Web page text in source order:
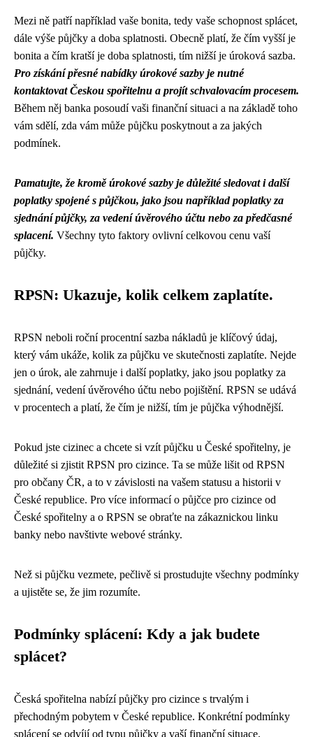
Mezi ně patří například vaše bonita, tedy vaše schopnost splácet,
dále výše půjčky a doba splatnosti. Obecně platí, že čím vyšší je
bonita a čím kratší je doba splatnosti, tím nižší je úroková sazba.
Pro získání přesné nabídky úrokové sazby je nutné
kontaktovat Českou spořitelnu a projít schvalovacím procesem.
Během něj banka posoudí vaši finanční situaci a na základě toho
vám sdělí, zda vám může půjčku poskytnout a za jakých
podmínek.
Pamatujte, že kromě úrokové sazby je důležité sledovat i další
poplatky spojené s půjčkou, jako jsou například poplatky za
sjednání půjčky, za vedení úvěrového účtu nebo za předčasné
splacení. Všechny tyto faktory ovlivní celkovou cenu vaší
půjčky.
RPSN: Ukazuje, kolik celkem zaplatíte.
RPSN neboli roční procentní sazba nákladů je klíčový údaj,
který vám ukáže, kolik za půjčku ve skutečnosti zaplatíte. Nejde
jen o úrok, ale zahrnuje i další poplatky, jako jsou poplatky za
sjednání, vedení úvěrového účtu nebo pojištění. RPSN se udává
v procentech a platí, že čím je nižší, tím je půjčka výhodnější.
Pokud jste cizinec a chcete si vzít půjčku u České spořitelny, je
důležité si zjistit RPSN pro cizince. Ta se může lišit od RPSN
pro občany ČR, a to v závislosti na vašem statusu a historii v
České republice. Pro více informací o půjčce pro cizince od
České spořitelny a o RPSN se obraťte na zákaznickou linku
banky nebo navštivte webové stránky.
Než si půjčku vezmete, pečlivě si prostudujte všechny podmínky
a ujistěte se, že jim rozumíte.
Podmínky splácení: Kdy a jak budete
splácet?
Česká spořitelna nabízí půjčky pro cizince s trvalým i
přechodným pobytem v České republice. Konkrétní podmínky
splácení se odvíjí od typu půjčky a vaší finanční situace.